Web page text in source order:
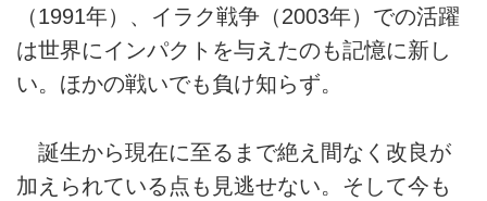
（1991年）、イラク戦争（2003年）での活躍
は世界にインパクトを与えたのも記憶に新し
い。ほかの戦いでも負け知らず。
誕生から現在に至るまで絶え間なく改良が
加えられている点も見逃せない。そして今も